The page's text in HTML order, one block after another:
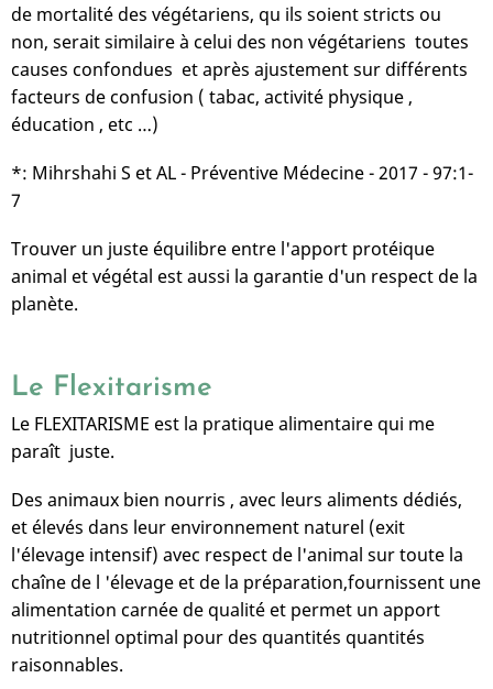
de mortalité des végétariens, qu ils soient stricts ou
non, serait similaire à celui des non végétariens toutes
causes confondues et après ajustement sur différents
facteurs de confusion ( tabac, activité physique ,
éducation , etc …)
*: Mihrshahi S et AL - Préventive Médecine - 2017 - 97:1-
7
Trouver un juste équilibre entre l'apport protéique
animal et végétal est aussi la garantie d'un respect de la
planète.
Le Flexitarisme
Le FLEXITARISME est la pratique alimentaire qui me
paraît juste.
Des animaux bien nourris , avec leurs aliments dédiés,
et élevés dans leur environnement naturel (exit
l'élevage intensif) avec respect de l'animal sur toute la
chaîne de l 'élevage et de la préparation,fournissent une
alimentation carnée de qualité et permet un apport
nutritionnel optimal pour des quantités quantités
raisonnables.